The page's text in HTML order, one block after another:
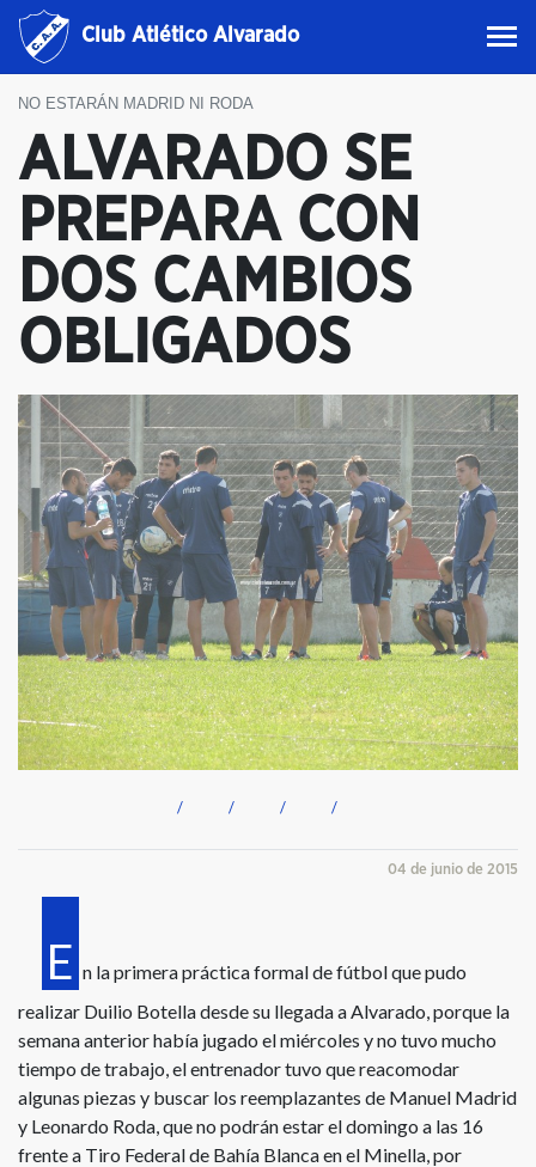
Club Atlético Alvarado
NO ESTARÁN MADRID NI RODA
ALVARADO SE
PREPARA CON
DOS CAMBIOS
OBLIGADOS
04 de junio de 2015
E n la primera práctica formal de fútbol que pudo
realizar Duilio Botella desde su llegada a Alvarado, porque la
semana anterior había jugado el miércoles y no tuvo mucho
tiempo de trabajo, el entrenador tuvo que reacomodar
algunas piezas y buscar los reemplazantes de Manuel Madrid
y Leonardo Roda, que no podrán estar el domingo a las 16
frente a Tiro Federal de Bahía Blanca en el Minella, por